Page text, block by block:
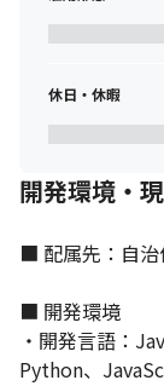
休日・休暇
開発環境・
■ 配属先：自治
■ 開発環境
・開発言語：
Python、